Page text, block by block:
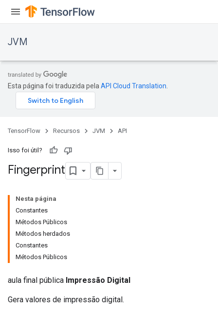
JVM
Esta página foi traduzida pela API Cloud Translation
TensorFlow Recursos JVM API
Isso foi útil?
Fingerprint
Nesta página
Constantes
Métodos Públicos
Métodos herdados
Constantes
Métodos Públicos
aula final pública Impressão Digital
Gera valores de impressão digital.